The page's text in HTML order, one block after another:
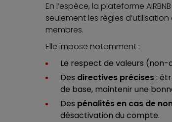
En l’espèce, la plateforme
seulement les règles
membres.
Elle impose notamment :
Le respect de valeurs
Des directives précises :
de base, maintenir une
Des pénalités en cas de
désactivation du compte.